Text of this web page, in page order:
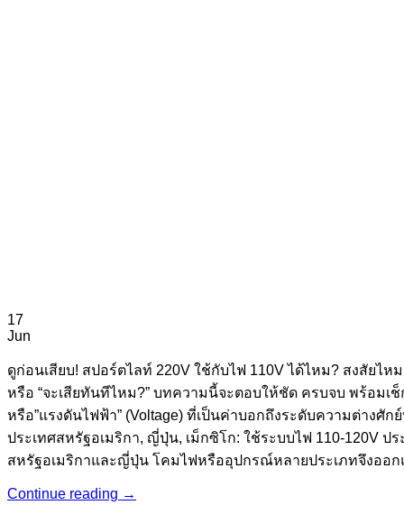
17
Jun
ดูก่อนเสียบ! สปอร์ตไลท์ 220V ใช้กับไฟ 110V ได้ไหม? สงสัยไห
หรือ “จะเสียทันทีไหม?” บทความนี้จะตอบให้ชัด ครบจบ พร้อมเ
หรือ”แรงดันไฟฟ้า” (Voltage) ที่เป็นค่าบอกถึงระดับความต่างศั
ประเทศสหรัฐอเมริกา, ญี่ปุ่น, เม็กซิโก: ใช้ระบบไฟ 110-120V ป
สหรัฐอเมริกาและญี่ปุ่น โคมไฟหรืออุปกรณ์หลายประเภทจึงออ
Continue reading →